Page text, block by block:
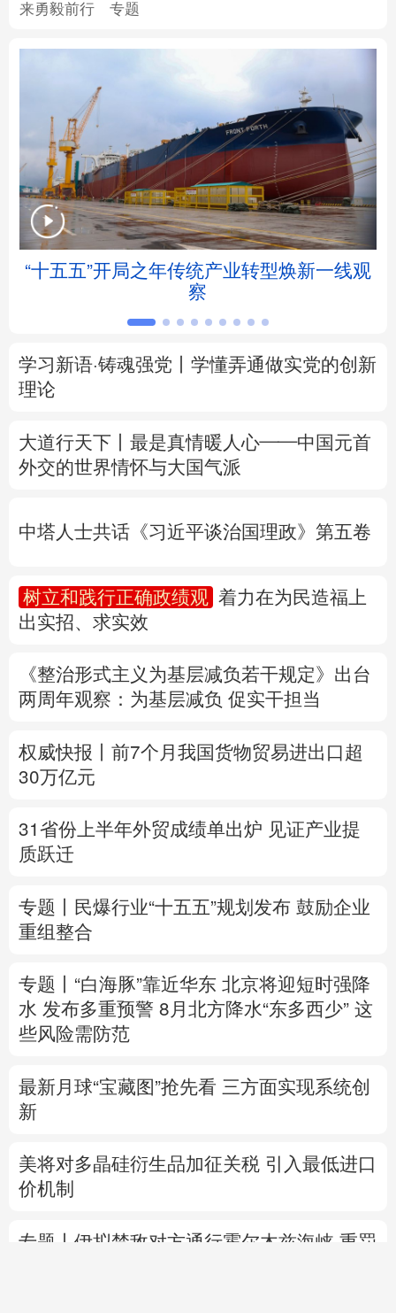
地方频道
北京 天津 河北 山西
辽宁 吉林 上海 江苏
浙江 安徽 福建 江西
四川
陕西 甘肃 青海 宁夏
新疆 内蒙古 黑龙江
English Español Français عربى
Deutsch Português
来勇毅前行
专题
“十五五”开局之年传统产业转型焕新一线观
察
学习新语·铸魂强党丨学懂弄通做实党的创新
理论
大道行天下丨最是真情暖人心——中国元首
外交的世界情怀与大国气派
中塔人士共话《习近平谈治国理政》第五卷
树立和践行正确政绩观
着力在为民造福上
出实招、求实效
《整治形式主义为基层减负若干规定》出台
两周年观察 ：为基层减负 促实干担当
权威快报丨前7个月我国货物贸易进出口超
30万亿元
31省份上半年外贸成绩单出炉 见证产业提
质跃迁
专题丨
民爆行业“十五五”规划发布 鼓励企业
重组整合
专题丨 “白海豚”靠近华东 北京将迎短时强降
水 发布多重预警 8月北方降水“东多西少” 这
些风险需防范
最新月球“宝藏图”抢先看 三方面实现系统创
新
美将对多晶硅衍生品加征关税 引入最低进口
价机制
专题丨 伊拟禁敌对方通行霍尔木兹海峡 重罚